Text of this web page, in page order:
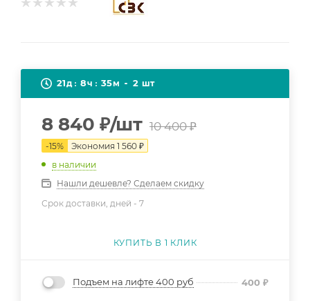
21д 8ч 35м 2 шт
8 840 ₽/шт 10 400₽
-15% Экономия 1 560 ₽
в наличии
Нашли дешевле? Сделаем скидку
Срок доставки, дней - 7
КУПИТЬ В 1 КЛИК
Подъем на лифте 400 руб 400 ₽